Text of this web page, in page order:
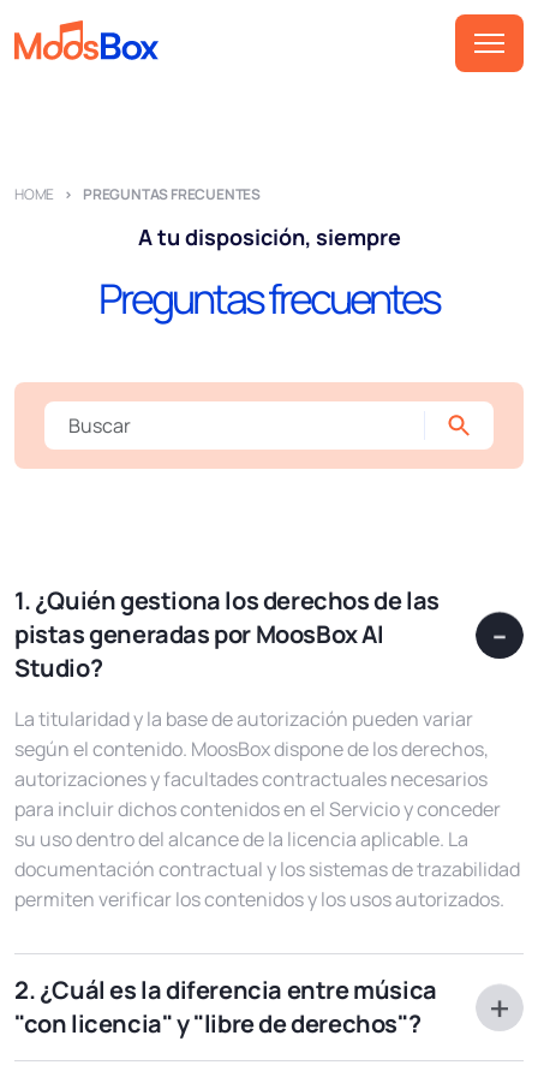
Precios
Socios
Cómo funciona
Preguntas frecuentes
Podcast
Iniciar prueba gratuita
Ai Music
ES
HOME PREGUNTAS FRECUENTES
A tu disposición, siempre
Preguntas frecuentes
1. ¿Quién gestiona los derechos de las
pistas generadas por MoosBox AI
Studio?
La titularidad y la base de autorización pueden variar
según el contenido. MoosBox dispone de los derechos,
autorizaciones y facultades contractuales necesarios
para incluir dichos contenidos en el Servicio y conceder
su uso dentro del alcance de la licencia aplicable. La
documentación contractual y los sistemas de trazabilidad
permiten verificar los contenidos y los usos autorizados.
2. ¿Cuál es la diferencia entre música
"con licencia" y "libre de derechos"?